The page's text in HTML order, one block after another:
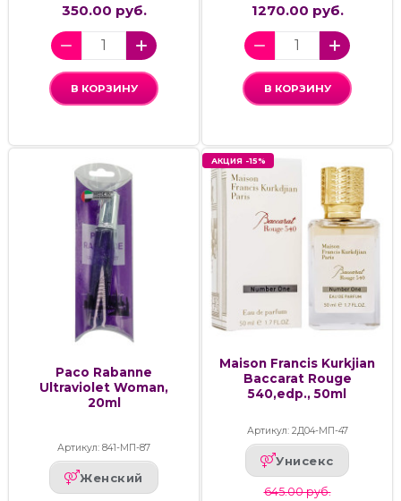
350.00 руб.
В КОРЗИНУ
1270.00 руб.
В КОРЗИНУ
Paco Rabanne
Ultraviolet Woman,
20ml
Артикул: 841-МП-87
Женский
АКЦИЯ -15%
Maison Francis Kurkjian
Baccarat Rouge
540,edp., 50ml
Артикул: 2Д04-МП-47
Унисекс
645.00 руб.